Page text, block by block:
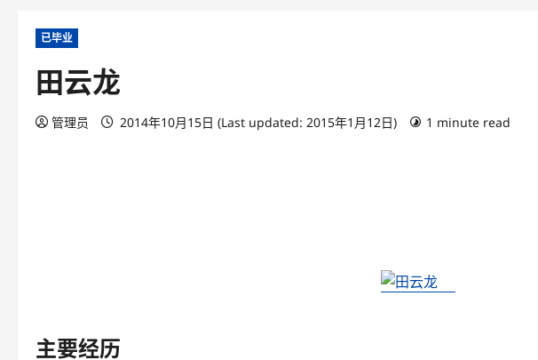
已毕业
田云龙
管理员 2014年10月15日 (Last updated: 2015年1月12日) 1 minute read
主要经历